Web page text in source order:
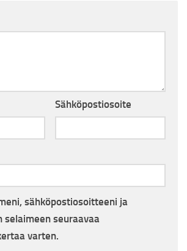
Sähköpostiosoite
sähköpostiosoitteeni ja
selaimeen seuraavaa
varten.